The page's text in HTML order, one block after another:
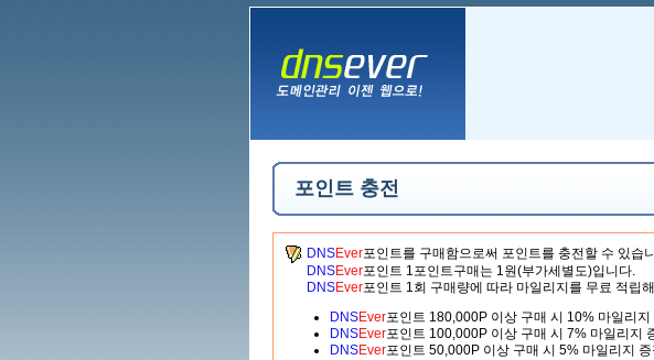
포인트 충전
DNSEver포인트를 구매함으로써 포인트를 충전할 수 있습
DNSEver포인트 1포인트구매는 1원(부가세별도)입니다.
DNSEver포인트 1회 구매량에 따라 마일리지를 무료 적립
DNSEver포인트 180,000P 이상 구매 시 10% 마일리지
DNSEver포인트 100,000P 이상 구매 시 7% 마일리지
DNSEver포인트 50,000P 이상 구매 시 5% 마일리지 증